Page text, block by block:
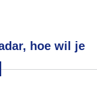
hoe wil je